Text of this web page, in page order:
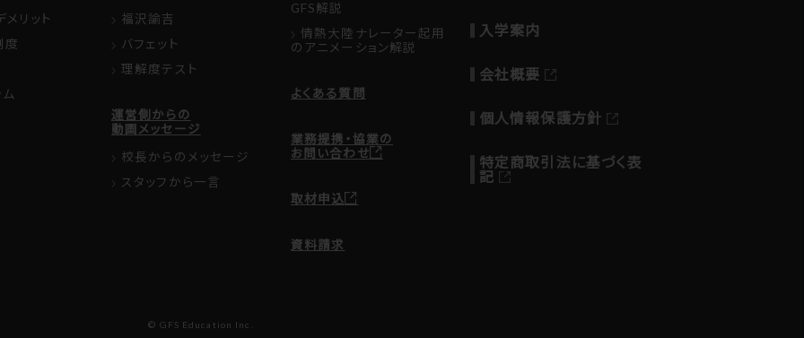
メリット
度
福沢諭吉
バフェット
理解度テスト
運営側からの
動画メッセージ
校長からのメッセージ
スタッフから一言
GFS解説
情熱大陸ナレーター起用
のアニメーション解説
よくある質問
業務提携・協業の
お問い合わせ
取材申込
資料請求
入学案内
会社概要
個人情報保護方針
特定商取引法に基づく表
記
© GFS Education Inc.